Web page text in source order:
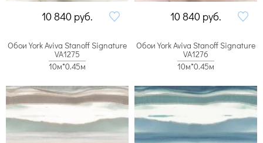
10 840 руб. 10 840 руб.
Обои York Aviva Stanoff Signature
VA1275
10м*0.45м
Обои York Aviva Stanoff Signature
VA1276
10м*0.45м